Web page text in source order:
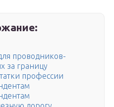
проводников-
за границу
профессии